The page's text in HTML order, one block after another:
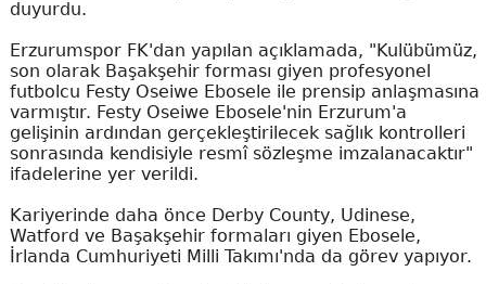
duyurdu.
Erzurumspor FK'dan yapılan açıklamada, "Kulübümüz,
son olarak Başakşehir forması giyen profesyonel
futbolcu Festy Oseiwe Ebosele ile prensip anlaşmasına
varmıştır. Festy Oseiwe Ebosele'nin Erzurum'a
gelişinin ardından gerçekleştirilecek sağlık kontrolleri
sonrasında kendisiyle resmî sözleşme imzalanacaktır"
ifadelerine yer verildi.
Kariyerinde daha önce Derby County, Udinese,
Watford ve Başakşehir formaları giyen Ebosele,
İrlanda Cumhuriyeti Milli Takımı'nda da görev yapıyor.